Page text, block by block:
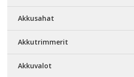
Akkusahat
Akkutrimmerit
Akkuvalot